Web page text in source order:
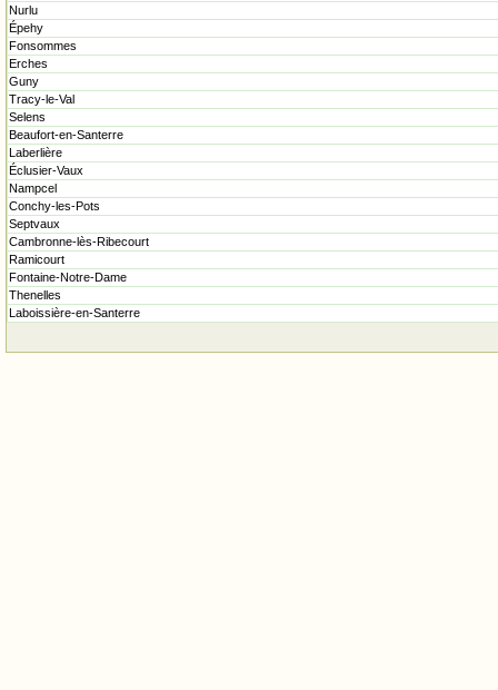
Nurlu
Épehy
Fonsommes
Erches
Guny
Tracy-le-Val
Selens
Beaufort-en-Santerre
Laberlière
Éclusier-Vaux
Nampcel
Conchy-les-Pots
Septvaux
Cambronne-lès-Ribecourt
Ramicourt
Fontaine-Notre-Dame
Thenelles
Laboissière-en-Santerre